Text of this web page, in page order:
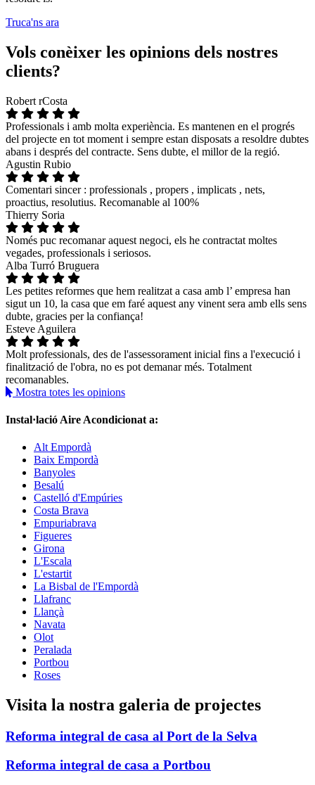
Truca'ns ara
Vols conèixer les opinions dels nostres
clients?
Robert rCosta
Professionals i amb molta experiència. Es mantenen en el progrés
del projecte en tot moment i sempre estan disposats a resoldre dubtes
abans i després del contracte. Sens dubte, el millor de la regió.
Agustin Rubio
Comentari sincer : professionals , propers , implicats , nets,
proactius, resolutius. Recomanable al 100%
Thierry Soria
Només puc recomanar aquest negoci, els he contractat moltes
vegades, professionals i seriosos.
Alba Turró Bruguera
Les petites reformes que hem realitzat a casa amb l’ empresa han
sigut un 10, la casa que em faré aquest any vinent sera amb ells sens
dubte, gracies per la confiança!
Esteve Aguilera
Molt professionals, des de l'assessorament inicial fins a l'execució i
finalització de l'obra, no es pot demanar més. Totalment
recomanables.
Mostra totes les opinions
Instal·lació Aire Acondicionat a:
Alt Empordà
Baix Empordà
Banyoles
Besalú
Castelló d'Empúries
Costa Brava
Empuriabrava
Figueres
Girona
L'Escala
L'estartit
La Bisbal de l'Empordà
Llafranc
Llançà
Navata
Olot
Peralada
Portbou
Roses
Visita la nostra galeria de projectes
Reforma integral de casa al Port de la Selva
Reforma integral de casa a Portbou